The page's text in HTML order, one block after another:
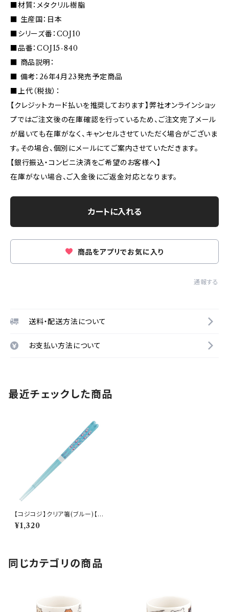
■材質：メタクリル樹脂
■ 生産国：日本
■シリーズ番：COJ10
■品番：COJ15-840
■ 商品説明：
■ 備考：26年4月23発売予定商品
■上代（税抜）：
【クレジットカード払いを推奨しております】弊社オンラインショッ
プではご注文後の在庫確認を行っているため、ご注文完了メール
が届いても在庫がなく、キャンセルさせていただく場合がございま
す。その場合、個別にメールにてご案内させていただきます。
【銀行振込・コンビニ決済をご希望のお客様へ】
在庫がない場合、ご入金後にご返金対応となります。
カートに入れる
商品をアプリでお気に入り
通報する
送料・配送方法について
お支払い方法について
最近チェックした商品
【コジコジ】クリア箸(ブルー)【C
OJ10】COJ15-840
¥1,320
同じカテゴリの商品